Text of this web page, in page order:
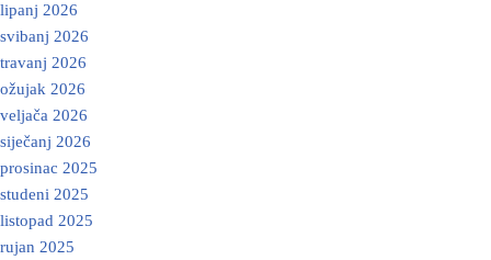
lipanj 2026
svibanj 2026
travanj 2026
ožujak 2026
veljača 2026
siječanj 2026
prosinac 2025
studeni 2025
listopad 2025
rujan 2025